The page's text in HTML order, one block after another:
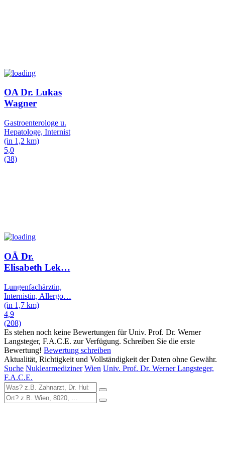
OA Dr. Lukas
Wagner
Gastroenterologe u.
Hepatologe, Internist
(in 1,2 km)
5,0
(38)
OÄ Dr.
Elisabeth Lek…
Lungenfachärztin,
Internistin, Allergo…
(in 1,7 km)
4,9
(208)
Es stehen noch keine Bewertungen für Univ. Prof. Dr. Werner
Langsteger, F.A.C.E. zur Verfügung. Schreiben Sie die erste
Bewertung! Bewertung schreiben
Aktualität, Richtigkeit und Vollständigkeit der Daten ohne Gewähr.
Suche Nuklearmediziner Wien Univ. Prof. Dr. Werner Langsteger,
F.A.C.E.